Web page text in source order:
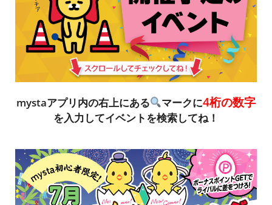
mystaアプリ内の右上にある マークに4桁の数字
を入力してイベントを検索してね！